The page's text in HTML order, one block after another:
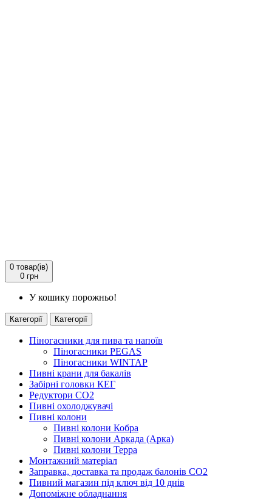
0 товар(ів)
0 грн
У кошику порожньо!
Категорії Категорії
Піногасники для пива та напоїв
Піногасники PEGAS
Піногасники WINTAP
Пивні крани для бакалів
Забірні головки КЕГ
Редуктори СО2
Пивні охолоджувачі
Пивні колони
Пивні колони Кобра
Пивні колони Аркада (Арка)
Пивні колони Терра
Монтажний матеріал
Заправка, доставка та продаж балонів CO2
Пивний магазин під ключ від 10 днів
Допоміжне обладнання